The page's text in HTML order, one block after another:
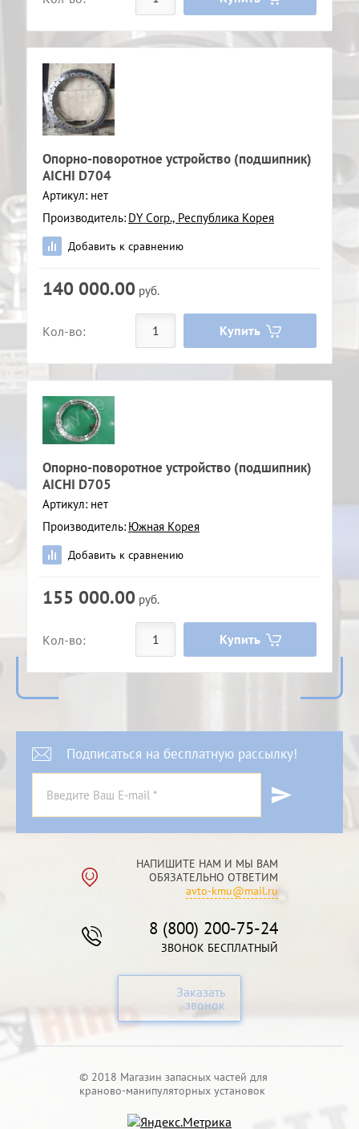
Опорно-поворотное устройство (подшипник)
AICHI D704
Артикул: нет
Производитель: DY Corp., Республика Корея
Добавить к сравнению
Кол-во:
140 000.00 руб.
Купить
Опорно-поворотное устройство (подшипник)
AICHI D705
Артикул: нет
Производитель: Южная Корея
Добавить к сравнению
Кол-во:
155 000.00 руб.
Купить
Подписаться на бесплатную рассылку!
НАПИШИТЕ НАМ И МЫ ВАМ
ОБЯЗАТЕЛЬНО ОТВЕТИМ
avto-kmu@mail.ru
8 (800) 200-75-24
ЗВОНОК БЕСПЛАТНЫЙ
Заказать
звонок
© 2018 Магазин запасных частей для
краново-манипуляторных установок